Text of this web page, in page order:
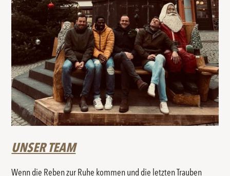
UNSER TEAM
Wenn die Reben zur Ruhe kommen und die letzten Trauben